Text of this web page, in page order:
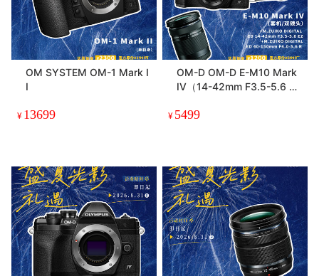
OM SYSTEM OM-1 Mark I
I
¥ 13699
OM-D OM-D E-M10 Mark
IV（14-42mm F3.5-5.6 EZ
双镜头套机
¥ 5499